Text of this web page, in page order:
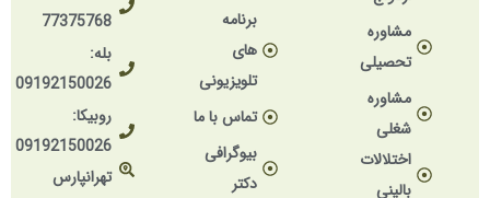
مشاوره
تحصیلی
مشاوره
شغلی
اختلالات
بالینی
های
تلویزیونی
تماس با ما
بیوگرافی
دکتر
77375768
09192150026
روبیکا:
09192150026
تهرانپارس